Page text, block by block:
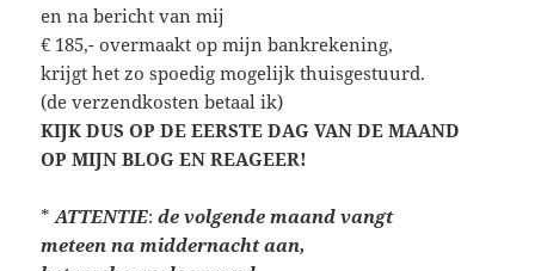
en na bericht van mij
€ 185,- overmaakt op mijn bankrekening,
krijgt het zo spoedig mogelijk thuisgestuurd.
(de verzendkosten betaal ik)
KIJK DUS OP DE EERSTE DAG VAN DE MAAND
OP MIJN BLOG EN REAGEER!
*ATTENTIE:de volgende maand vangt
meteen na middernacht aan,